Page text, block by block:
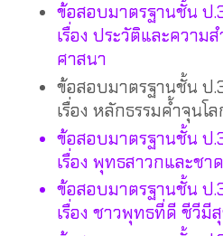
ข้อสอบมาตรฐานชั้น ป
เรื่อง ประวัติและควา
ศาสนา
ข้อสอบมาตรฐานชั้น ป
เรื่อง หลักธรรมค้ำจุนโล
ข้อสอบมาตรฐานชั้น ป
เรื่อง พุทธสาวกและชา
ข้อสอบมาตรฐานชั้น ป
เรื่อง ชาวพุทธที่ดี ชีวีมี